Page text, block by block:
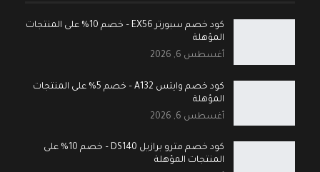
كود خصم سبورتر EX56 – خصم 10% على المنتجات
المؤهلة
أغسطس 6, 2026
كود خصم وايتس A132 – خصم 5% على المنتجات
المؤهلة
أغسطس 6, 2026
كود خصم مترو برازيل DS140 – خصم 10% على
المنتجات المؤهلة